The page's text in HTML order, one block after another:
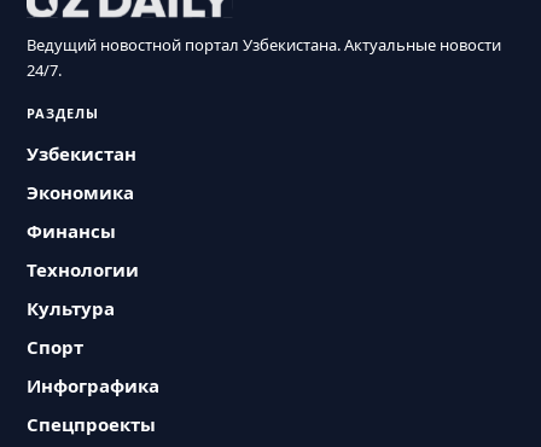
Ведущий новостной портал Узбекистана. Актуальные новости
24/7.
РАЗДЕЛЫ
Узбекистан
Экономика
Финансы
Технологии
Культура
Спорт
Инфографика
Спецпроекты